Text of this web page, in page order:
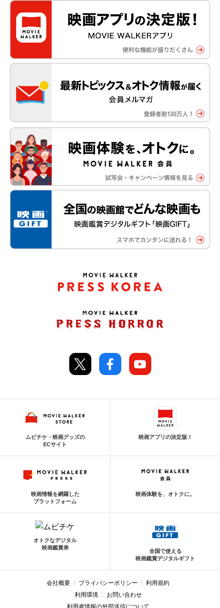
ムビチケ・映画グッズの
ECサイト
映画アプリの決定版！
映画情報を網羅した
プラットフォーム
映画体験を、オトクに。
オトクなデジタル
映画鑑賞券
全国で使える
映画鑑賞デジタルギフト
会社概要 プライバシーポリシー
利用規約
利用環境
お問い合わせ